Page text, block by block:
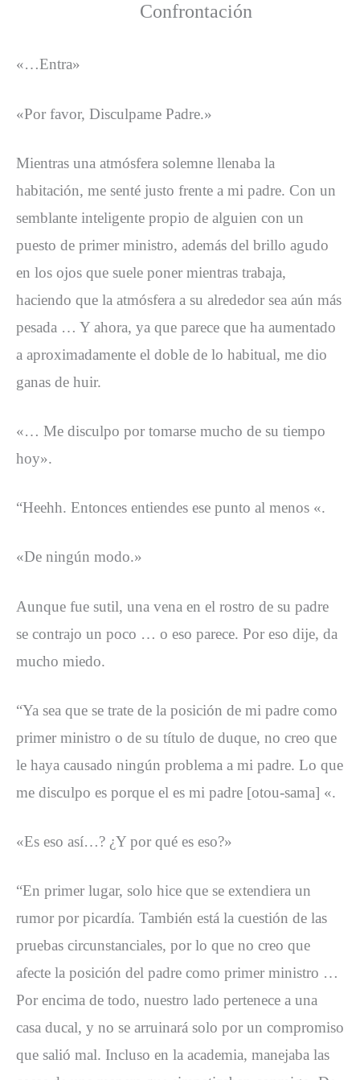
Confrontación
«…Entra»
«Por favor, Disculpame Padre.»
Mientras una atmósfera solemne llenaba la
habitación, me senté justo frente a mi padre. Con un
semblante inteligente propio de alguien con un
puesto de primer ministro, además del brillo agudo
en los ojos que suele poner mientras trabaja,
haciendo que la atmósfera a su alrededor sea aún más
pesada … Y ahora, ya que parece que ha aumentado
a aproximadamente el doble de lo habitual, me dio
ganas de huir.
«… Me disculpo por tomarse mucho de su tiempo
hoy».
“Heehh. Entonces entiendes ese punto al menos «.
«De ningún modo.»
Aunque fue sutil, una vena en el rostro de su padre
se contrajo un poco … o eso parece. Por eso dije, da
mucho miedo.
“Ya sea que se trate de la posición de mi padre como
primer ministro o de su título de duque, no creo que
le haya causado ningún problema a mi padre. Lo que
me disculpo es porque el es mi padre [otou-sama] «.
«Es eso así…? ¿Y por qué es eso?»
“En primer lugar, solo hice que se extendiera un
rumor por picardía. También está la cuestión de las
pruebas circunstanciales, por lo que no creo que
afecte la posición del padre como primer ministro …
Por encima de todo, nuestro lado pertenece a una
casa ducal, y no se arruinará solo por un compromiso
que salió mal. Incluso en la academia, manejaba las